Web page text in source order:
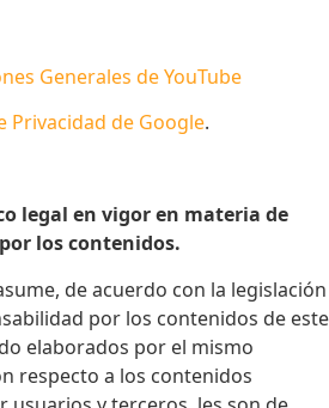
Generales de YouTube
Privacidad de Google.
legal en vigor en materia de
los contenidos.
de acuerdo con la legislación
por los contenidos de este
elaborados por el mismo
respecto a los contenidos